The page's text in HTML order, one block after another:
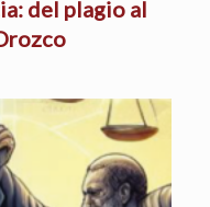
del plagio al